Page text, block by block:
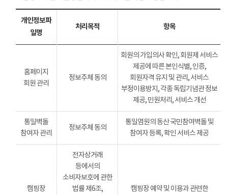
개인정보파
일명
처리목적 항목
홈페이지
회원 관리
정보주체 동의
회원의 가입의사 확인, 회원제 서비스
제공에 따른 본인식별, 인증,
회원자격 유지 및 관리, 서비스
부정이용방지, 각종 독립기념관 정보
제공, 민원처리, 서비스 개선
통일벽돌
참여자 관리
정보주체 동의
통일염원의 동산 국민참여벽돌 및
참여자 등록, 확인 서비스 제공
캠핑장
전자상거래
등에서의
소비자보호에 관한
법률 제6조,
캠핑장 예약 및 이용과 관련한